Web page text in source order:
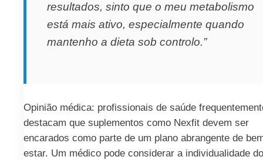
resultados, sinto que o meu metabolismo
está mais ativo, especialmente quando
mantenho a dieta sob controlo.”
Opinião médica: profissionais de saúde
destacam que suplementos como Nexfit devem ser
encarados como parte de um plano abrangente de
estar. Um médico pode considerar a individualidade do